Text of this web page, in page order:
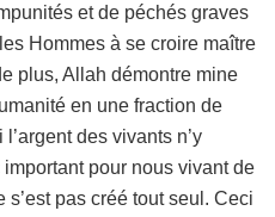
et de péchés graves
Hommes à se croire maître
plus, Allah démontre mine
en une fraction de
des vivants n’y
pour nous vivant de
s’est pas créé tout seul. Ceci